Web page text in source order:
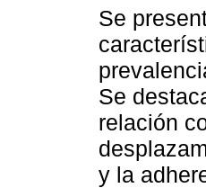
Se
Se
relación
y la